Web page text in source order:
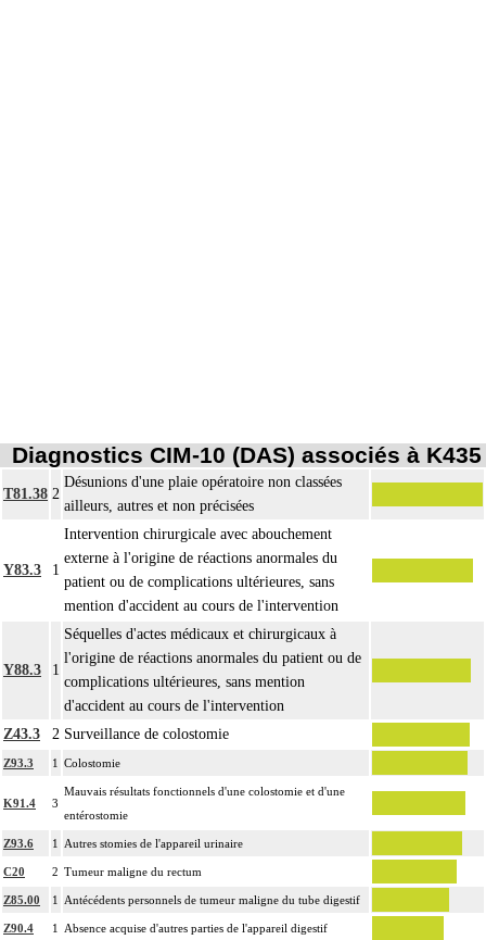
Diagnostics CIM-10 (DAS) associés à K435
T81.38 2
Désunions d'une plaie opératoire non classées
ailleurs, autres et non précisées
Y83.3 1
Intervention chirurgicale avec abouchement
externe à l'origine de réactions anormales du
patient ou de complications ultérieures, sans
mention d'accident au cours de l'intervention
Y88.3 1
Séquelles d'actes médicaux et chirurgicaux à
l'origine de réactions anormales du patient ou de
complications ultérieures, sans mention
d'accident au cours de l'intervention
Z43.3
2 Surveillance de colostomie
Z93.3 1 Colostomie
K91.4 3
Mauvais résultats fonctionnels d'une colostomie et d'une
entérostomie
Z93.6 1 Autres stomies de l'appareil urinaire
C20 2 Tumeur maligne du rectum
Z85.00 1 Antécédents personnels de tumeur maligne du tube digestif
Z90.4 1 Absence acquise d'autres parties de l'appareil digestif